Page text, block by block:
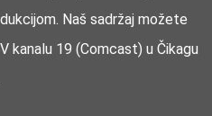
Naš sadržaj možete
kanalu 19 (Comcast) u Čikagu